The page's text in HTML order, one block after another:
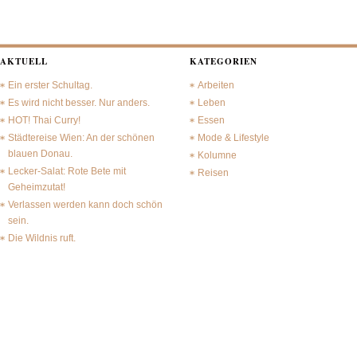
AKTUELL
Ein erster Schultag.
Es wird nicht besser. Nur anders.
HOT! Thai Curry!
Städtereise Wien: An der schönen
blauen Donau.
Lecker-Salat: Rote Bete mit
Geheimzutat!
Verlassen werden kann doch schön
sein.
Die Wildnis ruft.
KATEGORIEN
Arbeiten
Leben
Essen
Mode & Lifestyle
Kolumne
Reisen